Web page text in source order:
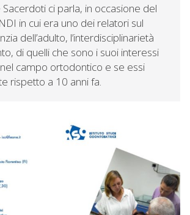
Sacerdoti ci parla, in occasione del
in cui era uno dei relatori sul
dell’adulto, l’interdisciplinarietà
di quelli che sono i suoi interessi
campo ortodontico e se essi
rispetto a 10 anni fa.